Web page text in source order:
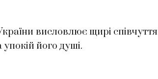
висловлює щирі співчуття
його душі.